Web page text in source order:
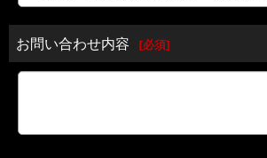
お問い合わせ内容 [必須]